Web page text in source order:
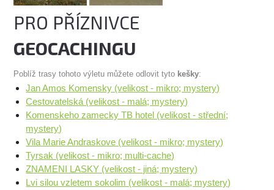
PRO PŘÍZNIVCE
GEOCACHINGU
Poblíž trasy tohoto výletu můžete odlovit tyto kešky:
Jan Amos Komensky (velikost - mikro; mystery)
Cestovatelská (velikost - malá; mystery)
Komenskeho zamecky TB hotel (velikost - střední;
mystery)
Vila Marie Andraskove (velikost - mikro; mystery)
Tyrsak (velikost - mikro; multi-cache)
ZNAMENI LASKY (velikost - jiná; mystery)
Lvi silou vzletem sokolim (velikost - malá; mystery)